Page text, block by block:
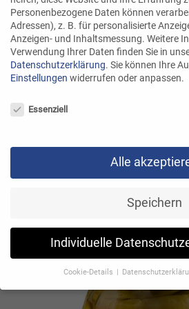
Grüne Bio Oliven
Milde Pizza-
Personenbezogene Daten können
Adressen), z. B. für personalisierte
Anzeigen- und Inhaltsmessung. Weitere
Verwendung Ihrer Daten finden Sie in
Datenschutzerklärung. Sie können Ihre
Einstellungen widerrufen oder anpassen.
Datenschutzeinstellungen
Essenziell
Alle
Speichern
Individuelle
Cookie-Details